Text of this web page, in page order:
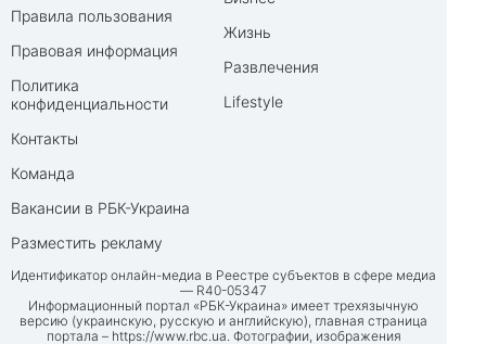
Правила пользования
Правовая информация
Политика
конфиденциальности
Контакты
Команда
Вакансии в РБК-Украина
Разместить рекламу
Жизнь
Развлечения
Lifestyle
Идентификатор онлайн-медиа в Реестре субъектов в сфере медиа
— R40-05347
Информационный портал «РБК-Украина» имеет трехязычную
версию (украинскую, русскую и английскую), главная страница
портала – https://www.rbc.ua. Фотографии, изображения